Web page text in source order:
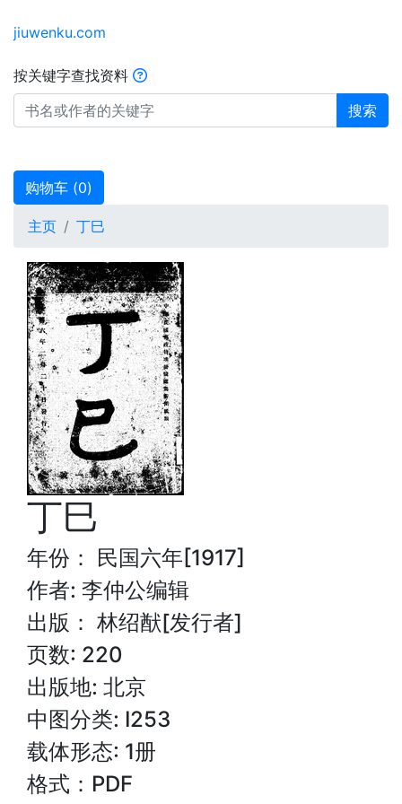
jiuwenku.com
按关键字查找资料
搜索
购物车 (0)
主页 丁巳
丁巳
年份： 民国六年[1917]
作者: 李仲公编辑
出版： 林绍猷[发行者]
页数: 220
出版地: 北京
中图分类: I253
载体形态: 1册
格式：PDF